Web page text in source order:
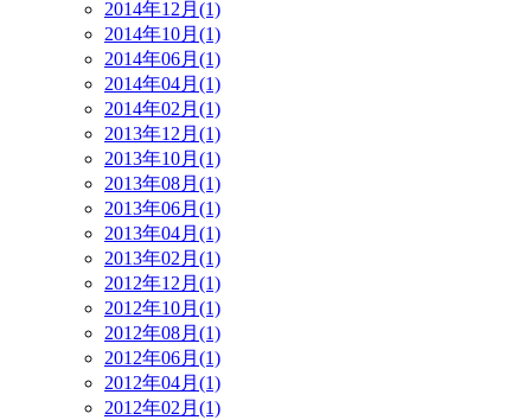
2014年12月(1)
2014年10月(1)
2014年06月(1)
2014年04月(1)
2014年02月(1)
2013年12月(1)
2013年10月(1)
2013年08月(1)
2013年06月(1)
2013年04月(1)
2013年02月(1)
2012年12月(1)
2012年10月(1)
2012年08月(1)
2012年06月(1)
2012年04月(1)
2012年02月(1)